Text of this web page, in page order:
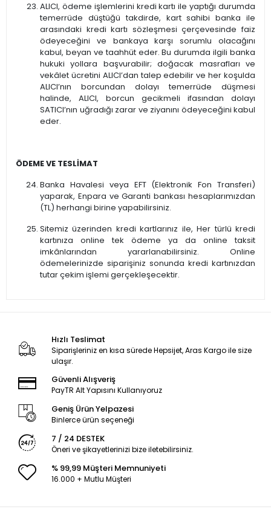
ALICI, ödeme işlemlerini kredi kartı ile yaptığı durumda
temerrüde düştüğü takdirde, kart sahibi banka ile
arasındaki kredi kartı sözleşmesi çerçevesinde faiz
ödeyeceğini ve bankaya karşı sorumlu olacağını
kabul, beyan ve taahhüt eder. Bu durumda ilgili banka
hukuki yollara başvurabilir; doğacak masrafları ve
vekâlet ücretini ALICI’dan talep edebilir ve her koşulda
ALICI’nın borcundan dolayı temerrüde düşmesi
halinde, ALICI, borcun gecikmeli ifasından dolayı
SATICI’nın uğradığı zarar ve ziyanını ödeyeceğini kabul
eder.
ÖDEME VE TESLİMAT
Banka Havalesi veya EFT (Elektronik Fon Transferi)
yaparak, Enpara ve Garanti bankası hesaplarımızdan
(TL) herhangi birine yapabilirsiniz.
Sitemiz üzerinden kredi kartlarınız ile, Her türlü kredi
kartınıza online tek ödeme ya da online taksit
imkânlarından yararlanabilirsiniz. Online
ödemelerinizde siparişiniz sonunda kredi kartınızdan
tutar çekim işlemi gerçekleşecektir.
Hızlı Teslimat
Siparişleriniz en kısa sürede Hepsijet, Aras Kargo ile size
ulaşır.
Güvenli Alışveriş
PayTR Alt Yapısını Kullanıyoruz
Geniş Ürün Yelpazesi
Binlerce ürün seçeneği
7 / 24 DESTEK
Öneri ve şikayetlerinizi bize iletebilirsiniz.
% 99,99 Müşteri Memnuniyeti
16.000 + Mutlu Müşteri